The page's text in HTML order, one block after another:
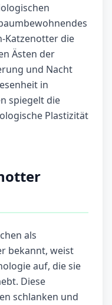
Katzenotter die
Ästen der
und Nacht
in
spiegelt die
Plastizität
als
bekannt, weist
auf, die sie
Diese
schlanken und